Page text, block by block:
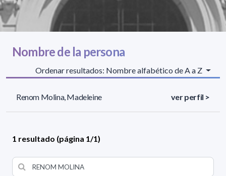
Nombre de la persona
Ordenar resultados: Nombre alfabético de A a Z
Renom Molina, Madeleine ver perfil >
1 resultado (página 1/1)